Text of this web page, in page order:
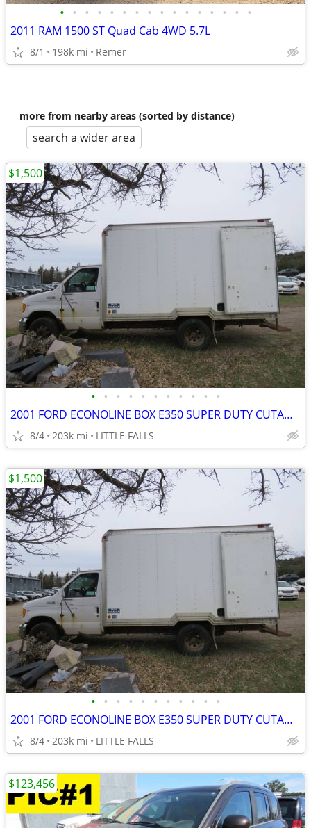
• • • • • • • • • • • • • • • •
2011 RAM 1500 ST Quad Cab 4WD 5.7L
8/1 198k mi Remer
more from nearby areas (sorted by distance)
search a wider area
• • • • • • • • • • •
2001 FORD ECONOLINE BOX E350 SUPER DUTY CUTAWAY VAN,GREAT TRUCK!!
8/4 203k mi LITTLE FALLS
$1,500
• • • • • • • • • • •
2001 FORD ECONOLINE BOX E350 SUPER DUTY CUTAWAY VAN,GREAT TRUCK!!
8/4 203k mi LITTLE FALLS
$1,500
$123,456